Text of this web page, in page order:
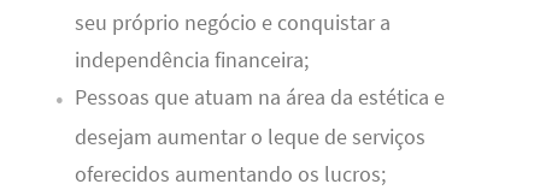
seu próprio negócio e conquistar a
independência financeira;
Pessoas que atuam na área da estética e
desejam aumentar o leque de serviços
oferecidos aumentando os lucros;